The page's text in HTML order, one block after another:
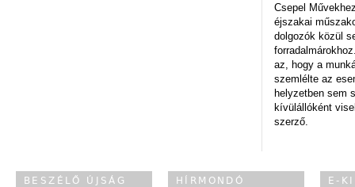
Csepel
éjszakai
dolgozók közül
az, hogy a
szemlélte az
helyzetben sem
kívülállóként
szerző.
BESZÉLŐ ÚJSÁG HÍRMONDÓ E-